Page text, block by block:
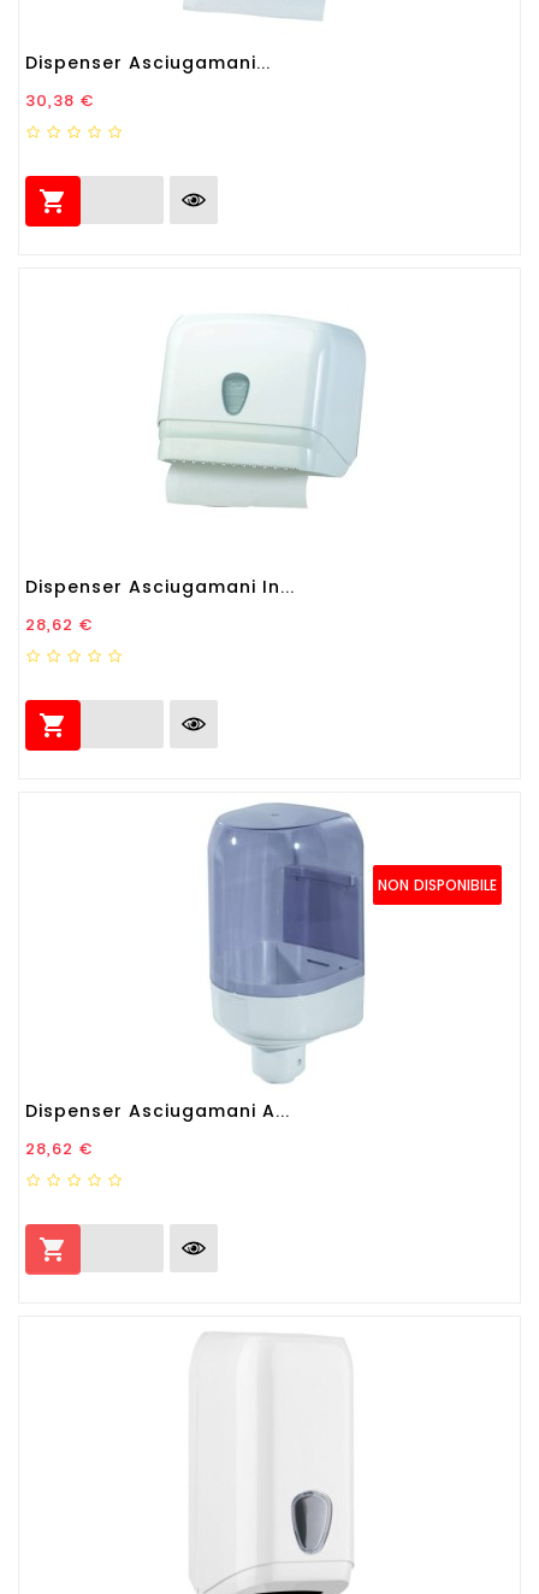
Dispenser Asciugamani...
Prezzo
30,38 €

Dispenser Asciugamani In...
Prezzo
28,62 €

NON DISPONIBILE
Dispenser Asciugamani A...
Prezzo
28,62 €
